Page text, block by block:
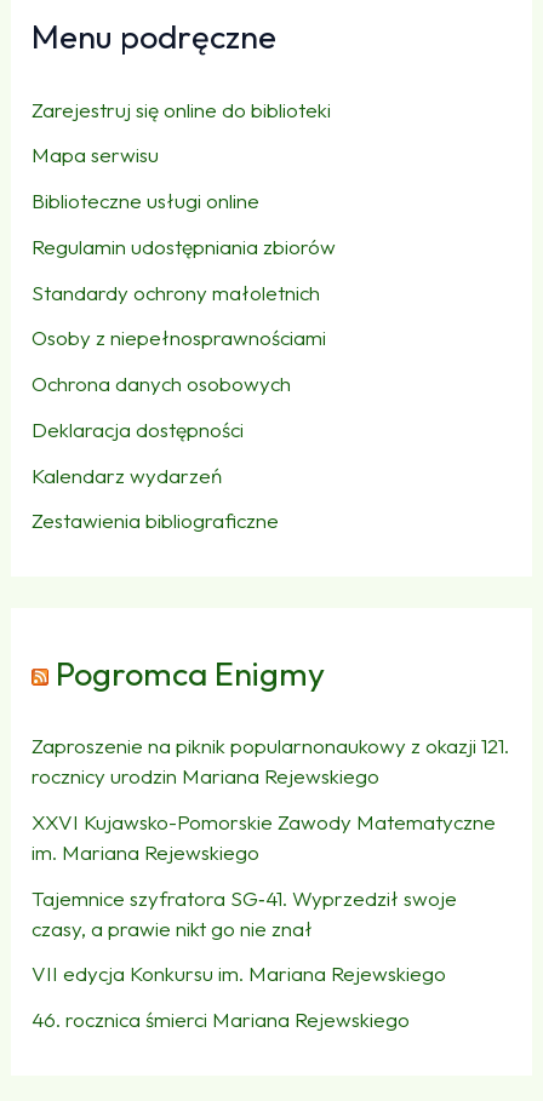
Menu podręczne
Zarejestruj się online do biblioteki
Mapa serwisu
Biblioteczne usługi online
Regulamin udostępniania zbiorów
Standardy ochrony małoletnich
Osoby z niepełnosprawnościami
Ochrona danych osobowych
Deklaracja dostępności
Kalendarz wydarzeń
Zestawienia bibliograficzne
Pogromca Enigmy
Zaproszenie na piknik popularnonaukowy z okazji 121.
rocznicy urodzin Mariana Rejewskiego
XXVI Kujawsko-Pomorskie Zawody Matematyczne
im. Mariana Rejewskiego
Tajemnice szyfratora SG‑41. Wyprzedził swoje
czasy, a prawie nikt go nie znał
VII edycja Konkursu im. Mariana Rejewskiego
46. rocznica śmierci Mariana Rejewskiego